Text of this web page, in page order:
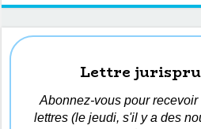
Lettre
Abonnez-vous pour
lettres (le jeudi, s'il y a des